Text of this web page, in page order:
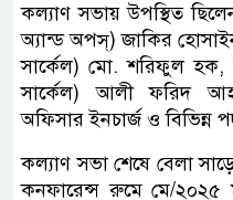
কল্যাণ সভায় উপস্থিত
অ্যান্ড অপস্‌) জাকির
সার্কেল) মো. শরিফুল হক,
সার্কেল) আলী ফরিদ
অফিসার ইনচার্জ ও বিভিন্ন
কল্যাণ সভা শেষে বেলা
কনফারেন্স রুমে মে/২০২৫